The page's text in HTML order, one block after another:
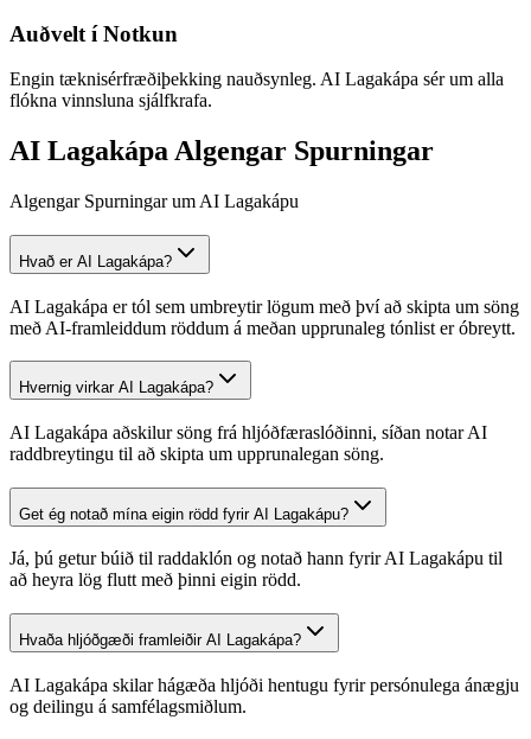
Auðvelt í Notkun
Engin tæknisérfræðiþekking nauðsynleg. AI Lagakápa sér um alla
flókna vinnsluna sjálfkrafa.
AI Lagakápa Algengar Spurningar
Algengar Spurningar um AI Lagakápu
Hvað er AI Lagakápa?
AI Lagakápa er tól sem umbreytir lögum með því að skipta um söng
með AI-framleiddum röddum á meðan upprunaleg tónlist er óbreytt.
Hvernig virkar AI Lagakápa?
AI Lagakápa aðskilur söng frá hljóðfæraslóðinni, síðan notar AI
raddbreytingu til að skipta um upprunalegan söng.
Get ég notað mína eigin rödd fyrir AI Lagakápu?
Já, þú getur búið til raddaklón og notað hann fyrir AI Lagakápu til
að heyra lög flutt með þinni eigin rödd.
Hvaða hljóðgæði framleiðir AI Lagakápa?
AI Lagakápa skilar hágæða hljóði hentugu fyrir persónulega ánægju
og deilingu á samfélagsmiðlum.